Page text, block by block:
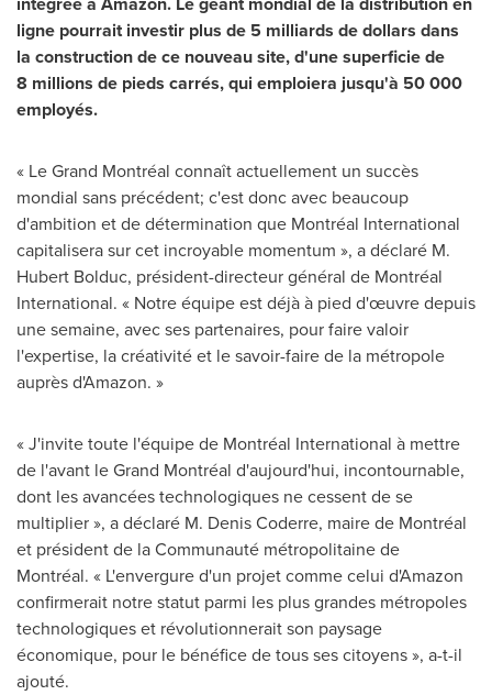
ligne pourrait investir plus de 5 milliards de dollars dans
la construction de ce nouveau site, d'une superficie de
8 millions de pieds carrés, qui emploiera jusqu'à 50 000
employés.
« Le Grand Montréal connaît actuellement un succès
mondial sans précédent; c'est donc avec beaucoup
d'ambition et de détermination que Montréal International
capitalisera sur cet incroyable momentum », a déclaré M.
Hubert Bolduc, président-directeur général de Montréal
International. « Notre équipe est déjà à pied d'œuvre depuis
une semaine, avec ses partenaires, pour faire valoir
l'expertise, la créativité et le savoir-faire de la métropole
auprès d'Amazon. »
« J'invite toute l'équipe de Montréal International à mettre
de l'avant le Grand Montréal d'aujourd'hui, incontournable,
dont les avancées technologiques ne cessent de se
multiplier », a déclaré M. Denis Coderre, maire de Montréal
et président de la Communauté métropolitaine de
Montréal. « L'envergure d'un projet comme celui d'Amazon
confirmerait notre statut parmi les plus grandes métropoles
technologiques et révolutionnerait son paysage
économique, pour le bénéfice de tous ses citoyens », a-t-il
ajouté.